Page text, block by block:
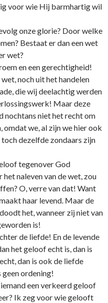
voor wie Hij barmhartig wil
onze glorie? Door welke
Bestaat er dan een wet
wet?
en een gerechtigheid!
noch uit het handelen
die wij deelachtig werden
Maar deze
nochtans niet het recht om
we, al zijn we hier ook
dezelfde zondaars zijn
tegenover God
naleven van de wet, zou
O, verre van dat! Want
haar levend. Maar de
het, wanneer zij niet van
is!
de liefde! En de levende
het geloof echt is, dan is
dan is ook de liefde
geen ordening!
een verkeerd geloof
Ik zeg voor wie gelooft